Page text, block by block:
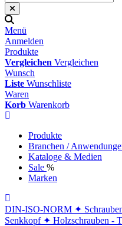
Menü
Anmelden
Produkte
Vergleichen Vergleichen
Wunsch
Liste Wunschliste
Waren
Korb Warenkorb
Produkte
Branchen /
Kataloge & Medien
Sale %
Marken
DIN-ISO-NORM ✦
Senkkopf ✦ Holzschrauben -